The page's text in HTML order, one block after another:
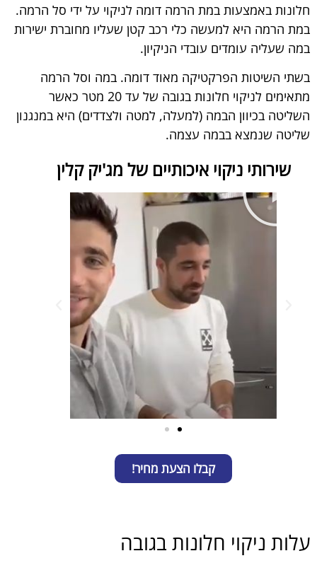
חלונות באמצעות במת הרמה דומה לניקוי על ידי סל הרמה.
במת הרמה היא למעשה כלי רכב קטן שעליו מחוברת ישירות
במה שעליה עומדים עובדי הניקיון.
בשתי השיטות הפרקטיקה מאוד דומה. במה וסל הרמה
מתאימים לניקוי חלונות בגובה של עד 20 מטר כאשר
השליטה בכיוון הבמה (למעלה, למטה ולצדדים) היא במנגנון
שליטה שנמצא בבמה עצמה.
שירותי ניקוי איכותיים של מג'יק קלין
קבלו הצעת מחיר!
עלות ניקוי חלונות בגובה